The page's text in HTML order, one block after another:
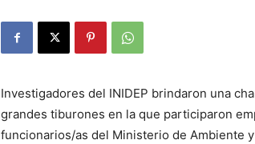
Investigadores del INIDEP brindaron una
grandes tiburones en la que participaron
funcionarios/as del Ministerio de Ambiente